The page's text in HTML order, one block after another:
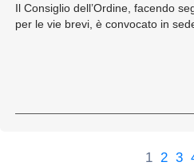
Il Consiglio dell’Ordine, facendo
per le vie brevi, è convocato in
1 2 3